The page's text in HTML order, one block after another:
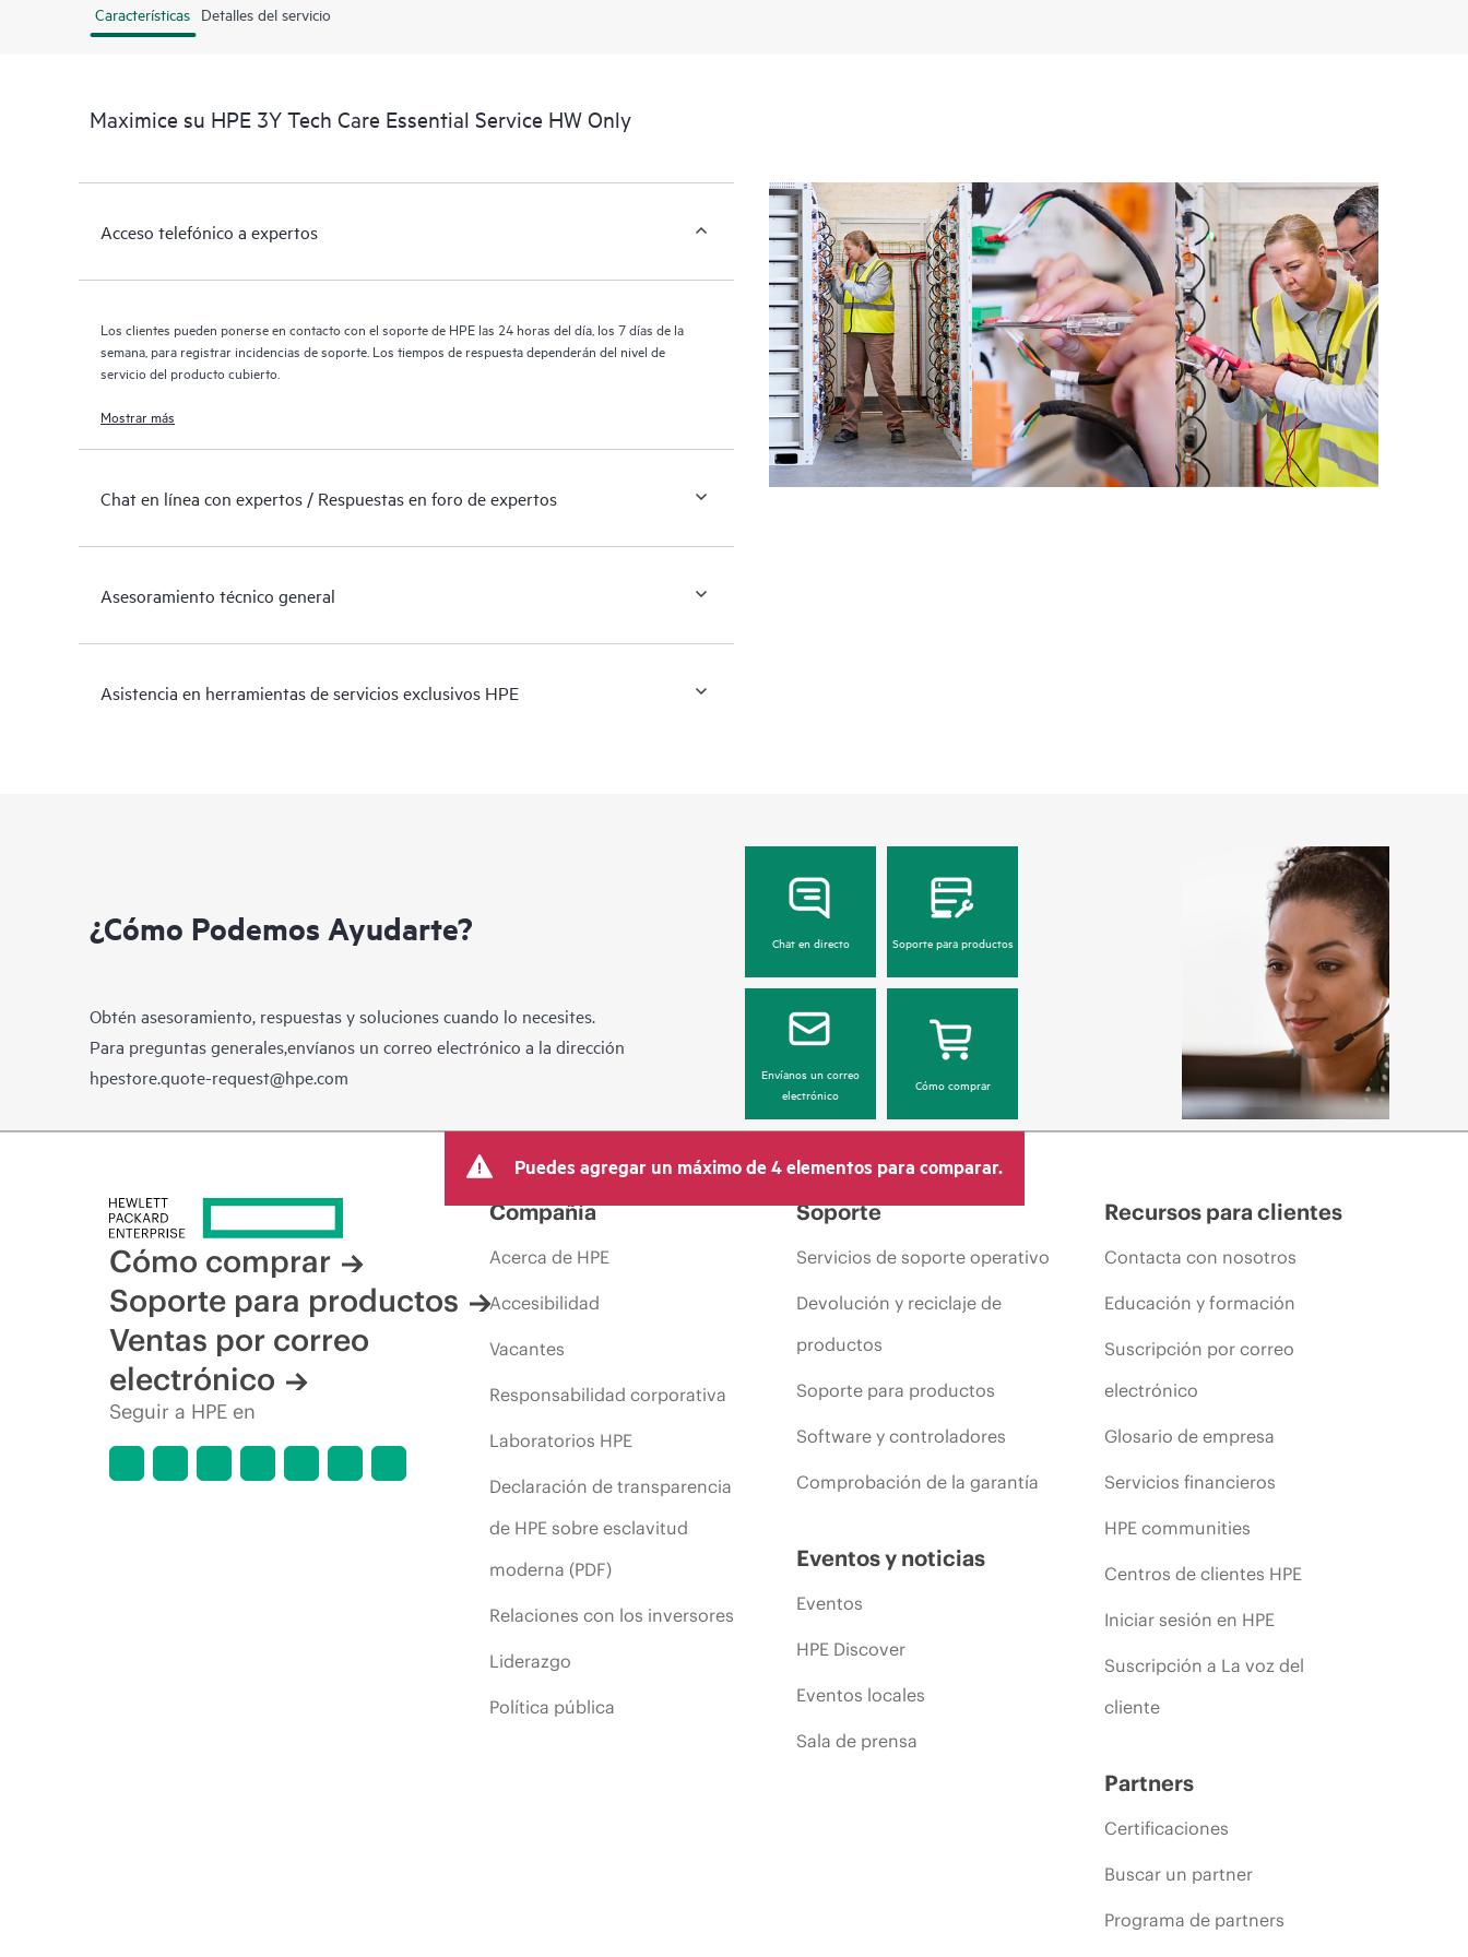
Características Detalles del servicio
Maximice su HPE 3Y Tech Care Essential Service HW Only
Acceso telefónico a expertos
Los clientes pueden ponerse en contacto con el soporte de HPE las 24 horas del día, los 7 días de la
semana, para registrar incidencias de soporte. Los tiempos de respuesta dependerán del nivel de
servicio del producto cubierto.
Mostrar más
Chat en línea con expertos / Respuestas en foro de expertos
Asesoramiento técnico general
Asistencia en herramientas de servicios exclusivos HPE
¿Cómo Podemos Ayudarte?
Obtén asesoramiento, respuestas y soluciones cuando lo necesites.
Para preguntas generales,envíanos un correo electrónico a la dirección
hpestore.quote-request@hpe.com
Chat en directo Soporte para productos
Envíanos un correo
electrónico
Cómo comprar
Puedes agregar un máximo de 4 elementos para comparar.
Cómo comprar
Soporte para productos
Ventas por correo
electrónico
Seguir a HPE en
Compañía
Acerca de HPE
Accesibilidad
Vacantes
Responsabilidad corporativa
Laboratorios HPE
Declaración de transparencia
de HPE sobre esclavitud
moderna (PDF)
Relaciones con los inversores
Liderazgo
Política pública
Soporte
Servicios de soporte operativo
Devolución y reciclaje de
productos
Soporte para productos
Software y controladores
Comprobación de la garantía
Eventos y noticias
Eventos
HPE Discover
Eventos locales
Sala de prensa
Recursos para clientes
Contacta con nosotros
Educación y formación
Suscripción por correo
electrónico
Glosario de empresa
Servicios financieros
HPE communities
Centros de clientes HPE
Iniciar sesión en HPE
Suscripción a La voz del
cliente
Partners
Certificaciones
Buscar un partner
Programa de partners